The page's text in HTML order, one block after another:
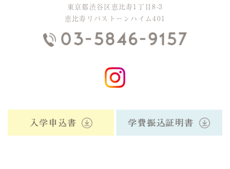
東京都渋谷区恵比寿1丁目8-3
恵比寿リバストーンハイム401